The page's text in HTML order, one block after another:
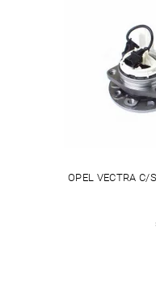
OPEL VECTRA